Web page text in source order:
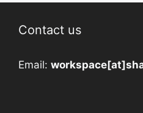
Contact us
Email: